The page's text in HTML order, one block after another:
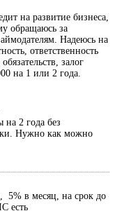
на развитие бизнеса,
обращаюсь за
Надеюсь на
ответственность
залог
на 1 или 2 года.
на 2 года без
Нужно как можно
5% в месяц, на срок до
есть